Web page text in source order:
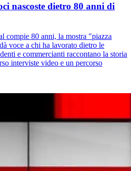
nascoste dietro 80 anni di
compie 80 anni, la mostra "piazza
voce a chi ha lavorato dietro le
e commercianti raccontano la storia
interviste video e un percorso